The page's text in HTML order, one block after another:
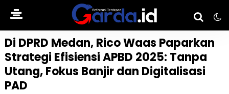
Di DPRD Medan, Rico Waas Paparkan
Strategi Efisiensi APBD 2025: Tanpa
Utang, Fokus Banjir dan Digitalisasi
PAD